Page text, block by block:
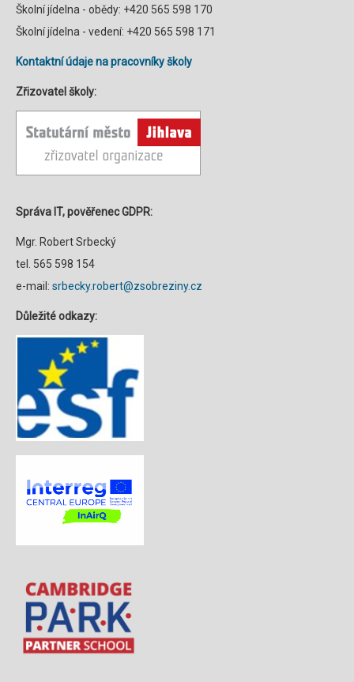
Školní jídelna - obědy: +420 565 598 170
Školní jídelna - vedení: +420 565 598 171
Kontaktní údaje na pracovníky školy
Zřizovatel školy:
Správa IT, pověřenec GDPR:
Mgr. Robert Srbecký
tel. 565 598 154
e-mail: srbecky.robert@zsobreziny.cz
Důležité odkazy: